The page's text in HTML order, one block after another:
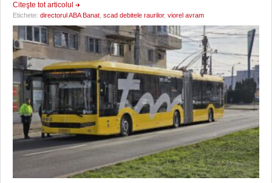
Citeşte tot articolul
Etichete: directorul ABA Banat scad debitele raurilor, viorel avram